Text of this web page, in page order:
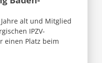
alt und Mitglied
IPZV-
einen Platz beim